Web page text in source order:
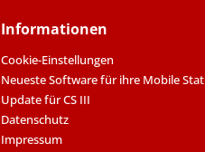
Informationen
Cookie-Einstellungen
Neueste Software für ihre Mobile
Update für CS III
Datenschutz
Impressum